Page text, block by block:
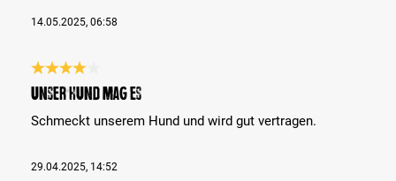
14.05.2025, 06:58
Bewertung mit 4 von 5 Sternen
Unser Hund mag es
Schmeckt unserem Hund und wird gut vertragen.
29.04.2025, 14:52